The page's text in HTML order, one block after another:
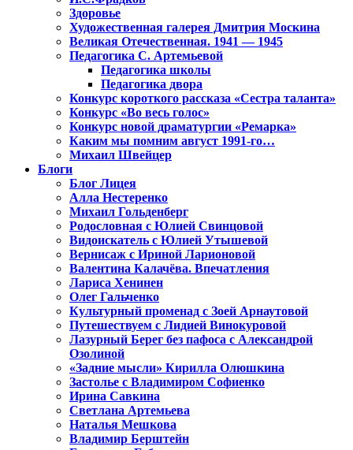
Здоровье
Художественная галерея Дмитрия Москина
Великая Отечественная. 1941 — 1945
Педагогика С. Артемьевой
Педагогика школы
Педагогика двора
Конкурс короткого рассказа «Сестра таланта»
Конкурс «Во весь голос»
Конкурс новой драматургии «Ремарка»
Каким мы помним август 1991-го…
Михаил Швейцер
Блоги
Блог Лицея
Алла Нестеренко
Михаил Гольденберг
Родословная с Юлией Свинцовой
Видоискатель с Юлией Утышевой
Вернисаж с Ириной Ларионовой
Валентина Калачёва. Впечатления
Лариса Хенинен
Олег Гальченко
Культурный променад с Зоей Арнаутовой
Путешествуем с Лидией Винокуровой
Лазурный Берег без пафоса с Александрой
Озолиной
«Задние мысли» Кирилла Олюшкина
Застолье с Владимиром Софиенко
Ирина Савкина
Светлана Артемьева
Наталья Мешкова
Владимир Берштейн